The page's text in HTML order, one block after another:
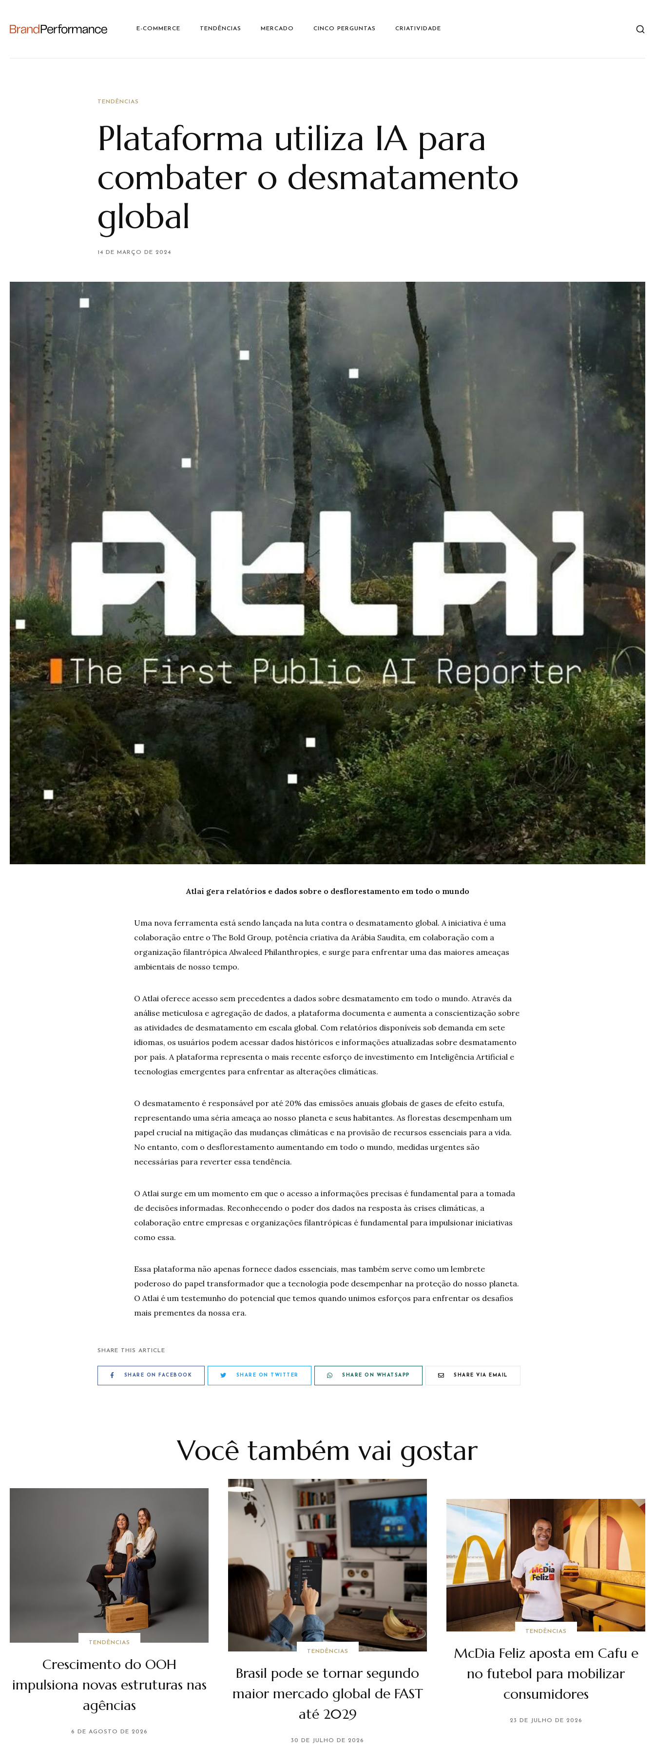
E-COMMERCE TENDÊNCIAS MERCADO CINCO PERGUNTAS CRIATIVIDADE
TENDÊNCIAS
Plataforma utiliza IA para
combater o desmatamento
global
14 DE MARÇO DE 2024
Atlai gera relatórios e dados sobre o desflorestamento em todo o mundo
Uma nova ferramenta está sendo lançada na luta contra o desmatamento global. A iniciativa é uma
colaboração entre o The Bold Group, potência criativa da Arábia Saudita, em colaboração com a
organização filantrópica Alwaleed Philanthropies, e surge para enfrentar uma das maiores ameaças
ambientais de nosso tempo.
O Atlai oferece acesso sem precedentes a dados sobre desmatamento em todo o mundo. Através da
análise meticulosa e agregação de dados, a plataforma documenta e aumenta a conscientização sobre
as atividades de desmatamento em escala global. Com relatórios disponíveis sob demanda em sete
idiomas, os usuários podem acessar dados históricos e informações atualizadas sobre desmatamento
por país. A plataforma representa o mais recente esforço de investimento em Inteligência Artificial e
tecnologias emergentes para enfrentar as alterações climáticas.
O desmatamento é responsável por até 20% das emissões anuais globais de gases de efeito estufa,
representando uma séria ameaça ao nosso planeta e seus habitantes. As florestas desempenham um
papel crucial na mitigação das mudanças climáticas e na provisão de recursos essenciais para a vida.
No entanto, com o desflorestamento aumentando em todo o mundo, medidas urgentes são
necessárias para reverter essa tendência.
O Atlai surge em um momento em que o acesso a informações precisas é fundamental para a tomada
de decisões informadas. Reconhecendo o poder dos dados na resposta às crises climáticas, a
colaboração entre empresas e organizações filantrópicas é fundamental para impulsionar iniciativas
como essa.
Essa plataforma não apenas fornece dados essenciais, mas também serve como um lembrete
poderoso do papel transformador que a tecnologia pode desempenhar na proteção do nosso planeta.
O Atlai é um testemunho do potencial que temos quando unimos esforços para enfrentar os desafios
mais prementes da nossa era.
SHARE THIS ARTICLE
SHARE ON FACEBOOK SHARE ON TWITTER SHARE ON WHATSAPP SHARE VIA EMAIL
Você também vai gostar
TENDÊNCIAS
Crescimento do OOH
impulsiona novas estruturas nas
agências
6 DE AGOSTO DE 2026
TENDÊNCIAS
Brasil pode se tornar segundo
maior mercado global de FAST
até 2029
30 DE JULHO DE 2026
TENDÊNCIAS
McDia Feliz aposta em Cafu e
no futebol para mobilizar
consumidores
23 DE JULHO DE 2026